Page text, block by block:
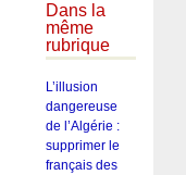
Dans la
même
rubrique
L’illusion
dangereuse
de l’Algérie :
supprimer le
français des